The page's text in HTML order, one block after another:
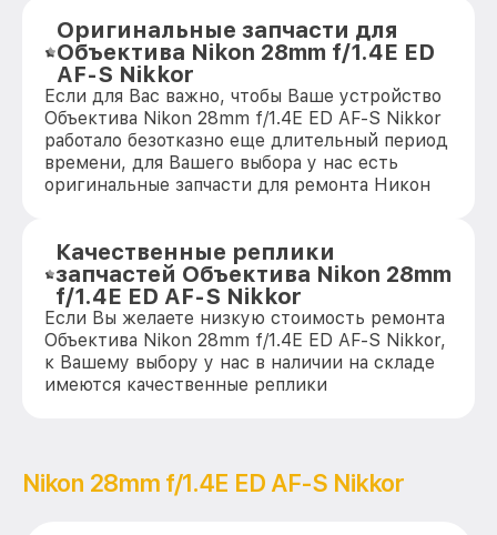
Оригинальные запчасти для
Объектива Nikon 28mm f/1.4E ED
AF-S Nikkor
Если для Вас важно, чтобы Ваше устройство
Объектива Nikon 28mm f/1.4E ED AF-S Nikkor
работало безотказно еще длительный период
времени, для Вашего выбора у нас есть
оригинальные запчасти для ремонта Никон
Качественные реплики
запчастей Объектива Nikon 28mm
f/1.4E ED AF-S Nikkor
Если Вы желаете низкую стоимость ремонта
Объектива Nikon 28mm f/1.4E ED AF-S Nikkor,
к Вашему выбору у нас в наличии на складе
имеются качественные реплики
Nikon 28mm f/1.4E ED AF-S Nikkor